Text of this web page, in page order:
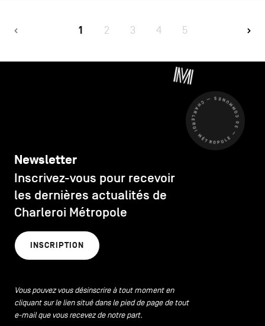
1 2 3 4 5
CHARLEROI MÉTROPOLE — 30 COMMUNES —
Newsletter
Inscrivez-vous pour recevoir
les dernières actualités de
Charleroi Métropole
INSCRIPTION
Vous pouvez vous désinscrire à tout moment en
cliquant sur le lien situé dans le pied de page de tout
e-mail que vous recevez de notre part.